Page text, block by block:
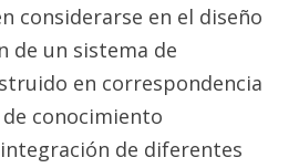
considerarse en el diseño
de un sistema de
en correspondencia
conocimiento
de diferentes